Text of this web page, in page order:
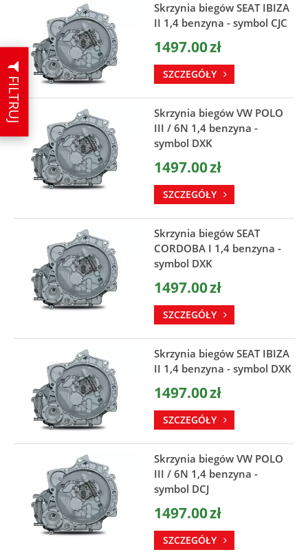
FILTRUJ
Skrzynia biegów SEAT IBIZA
II 1,4 benzyna - symbol CJC
1497.00zł
SZCZEGÓŁY
Skrzynia biegów VW POLO
III / 6N 1,4 benzyna -
symbol DXK
1497.00zł
SZCZEGÓŁY
Skrzynia biegów SEAT
CORDOBA I 1,4 benzyna -
symbol DXK
1497.00zł
SZCZEGÓŁY
Skrzynia biegów SEAT IBIZA
II 1,4 benzyna - symbol DXK
1497.00zł
SZCZEGÓŁY
Skrzynia biegów VW POLO
III / 6N 1,4 benzyna -
symbol DCJ
1497.00zł
SZCZEGÓŁY